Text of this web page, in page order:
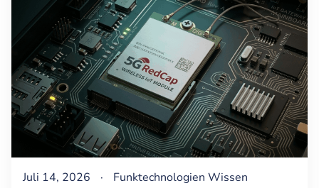
Juli 14, 2026 · Funktechnologien Wissen